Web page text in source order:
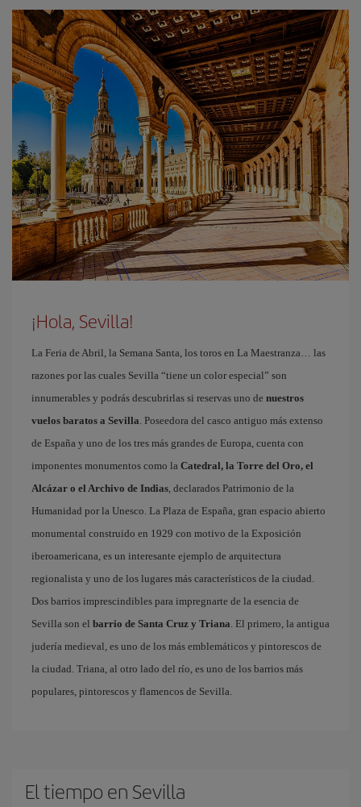
¡Hola, Sevilla!
La Feria de Abril, la Semana Santa, los toros en La Maestranza… las
razones por las cuales Sevilla “tiene un color especial” son
innumerables y podrás descubrirlas si reservas uno de nuestros
vuelos baratos a Sevilla. Poseedora del casco antiguo más extenso
de España y uno de los tres más grandes de Europa, cuenta con
imponentes monumentos como la Catedral, la Torre del Oro, el
Alcázar o el Archivo de Indias, declarados Patrimonio de la
Humanidad por la Unesco. La Plaza de España, gran espacio abierto
monumental construido en 1929 con motivo de la Exposición
iberoamericana, es un interesante ejemplo de arquitectura
regionalista y uno de los lugares más característicos de la ciudad.
Dos barrios imprescindibles para impregnarte de la esencia de
Sevilla son el barrio de Santa Cruz y Triana. El primero, la antigua
judería medieval, es uno de los más emblemáticos y pintorescos de
la ciudad. Triana, al otro lado del río, es uno de los barrios más
populares, pintorescos y flamencos de Sevilla.
El tiempo en Sevilla